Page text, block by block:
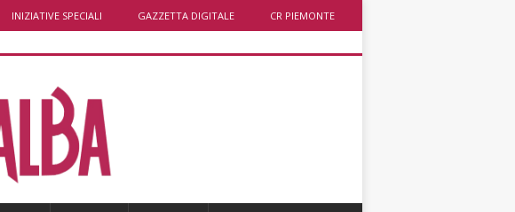
INIZIATIVE SPECIALI GAZZETTA DIGITALE CR PIEMONTE